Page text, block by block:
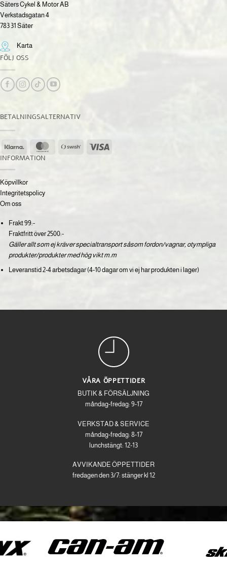
Säters Cykel & Motor AB
Verkstadsgatan 4
783 31 Säter
Karta
FÖLJ OSS
BETALNINGSALTERNATIV
Klarna MasterCardSwish
INFORMATION
Köpvillkor
Integritetspolicy
Om oss
Frakt 99:-
Fraktfritt över 2500:-
Gäller allt som ej kräver specialtransport såsom fordon/vagnar, otympliga
produkter/produkter med hög vikt m.m
Leveranstid 2-4 arbetsdagar (4-10 dagar om vi ej har produkten i lager)
VÅRA ÖPPETTIDER
BUTIK & FÖRSÄLJNING
måndag-fredag: 9-17
VERKSTAD & SERVICE
måndag-fredag: 8-17
lunchstängt: 12-13
AVVIKANDE ÖPPETTIDER
fredagen den 3/7: stänger kl 12